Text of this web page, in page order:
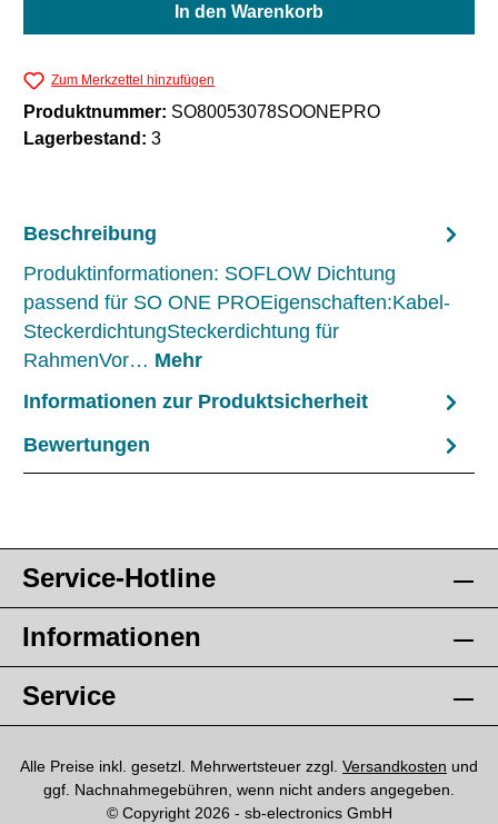
In den Warenkorb
Zum Merkzettel hinzufügen
Produktnummer: SO80053078SOONEPRO
Lagerbestand: 3
Beschreibung
Produktinformationen: SOFLOW Dichtung
passend für SO ONE PROEigenschaften:Kabel-
SteckerdichtungSteckerdichtung für
RahmenVor… Mehr
Informationen zur Produktsicherheit
Bewertungen
Service-Hotline
Informationen
Service
Alle Preise inkl. gesetzl. Mehrwertsteuer zzgl. Versandkosten und
ggf. Nachnahmegebühren, wenn nicht anders angegeben.
© Copyright 2026 - sb-electronics GmbH